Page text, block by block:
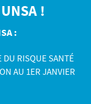
!
:
DU RISQUE SANTÉ
AU 1ER JANVIER